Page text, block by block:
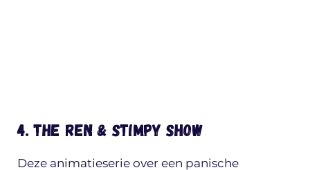
4. The Ren & Stimpy Show
Deze animatieserie over een panische